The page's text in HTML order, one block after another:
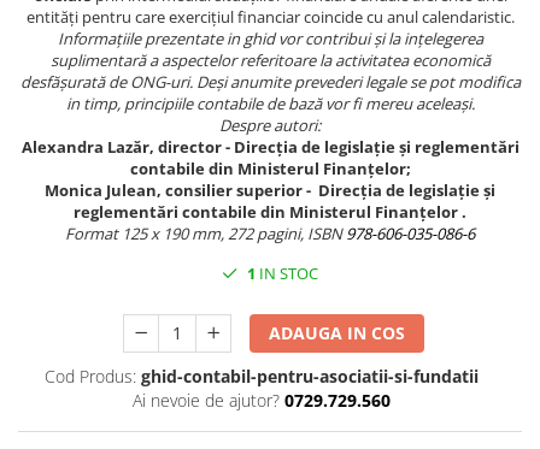
entități pentru care exercițiul financiar coincide cu anul calendaristic.
Informațiile prezentate inghidvor contribui și la ințelegerea
suplimentară a aspectelor referitoare la activitatea economică
desfășurată de ONG-uri. Deși anumite prevederi legale se pot modifica
in timp, principiile contabile de bază vor fi mereu aceleași.
Despre autori:
Alexandra Lazăr, director - Direcţia de legislaţie şi reglementări
contabile din Ministerul Finanțelor;
Monica Julean, consilier superior - Direcţia de legislaţie şi
reglementări contabile din Ministerul Finanțelor .
Format 125 x 190 mm,272 pagini, ISBN978-606-035-086-6
1 IN STOC
ADAUGA IN COS
Cod Produs: ghid-contabil-pentru-asociatii-si-fundatii
Ai nevoie de ajutor? 0729.729.560